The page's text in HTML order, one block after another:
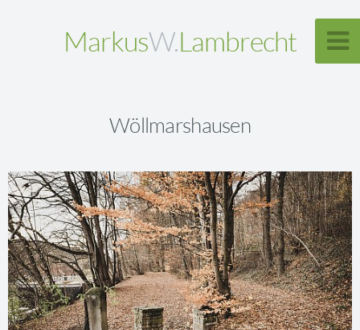
MarkusW.Lambrecht
Wöllmarshausen